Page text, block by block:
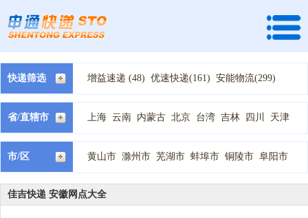
快递筛选 增益速递 (48) 优速快递(161) 安能物流(299)
快捷快递(92) 全峰快递(134) 龙邦速运 (29)
天地华宇 (70)
速尔快递(89)
宅急送快递(238)
德邦物流(136) 顺丰快递(18) 天天快递(132)
百世汇通快递(167) 申通快递(87) 圆通快递(91)
佳吉快递 (31)
省/直辖市 上海 云南 内蒙古 北京 台湾 吉林 四川
天津
宁夏 安徽 山东 山西 广东 广西 新疆 江苏 江西
河北
河南 浙江 海南 湖北 湖南 甘肃 福建 西藏
市/区 黄山市 滁州市 芜湖市 蚌埠市 铜陵市 阜阳市
马鞍山市 淮南市 淮北市 宣城市 宿州市 池州市
安庆市
佳吉快递 安徽网点大全